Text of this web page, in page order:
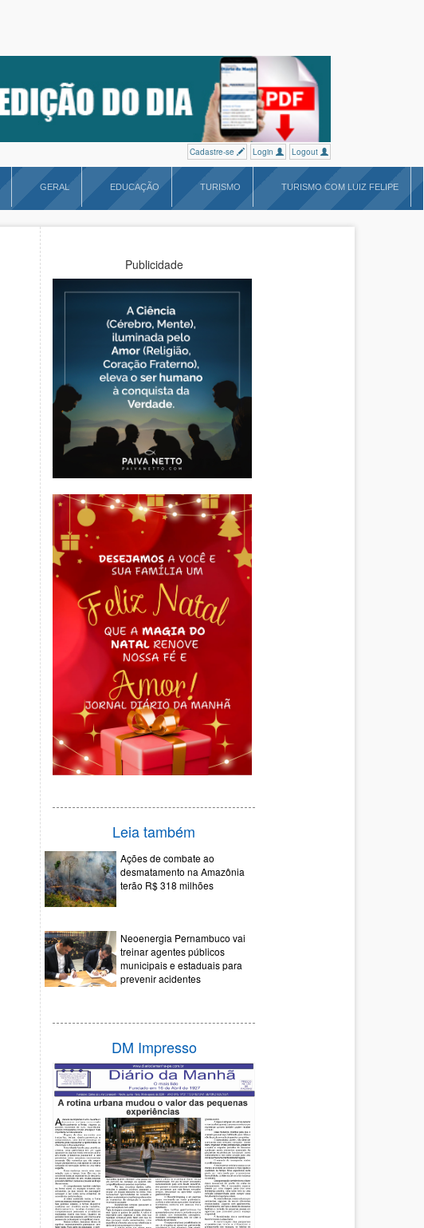
Cadastre-se Login Logout
GERAL EDUCAÇÃO TURISMO TURISMO COM LUIZ FELIPE
Publicidade
Leia também
Ações de combate ao
desmatamento na Amazônia
terão R$ 318 milhões
Neoenergia Pernambuco vai
treinar agentes públicos
municipais e estaduais para
prevenir acidentes
DM Impresso